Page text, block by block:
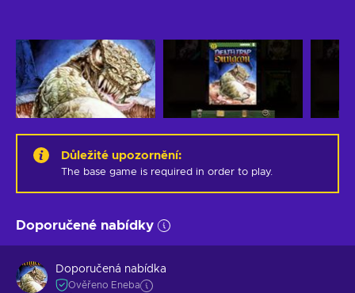
Důležité upozornění:
The base game is required in order to play.
Doporučené nabídky
Doporučená nabídka
Ověřeno Eneba